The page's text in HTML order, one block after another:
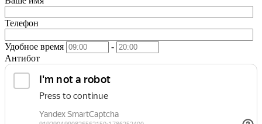
Телефон
Удобное время
-
Антибот